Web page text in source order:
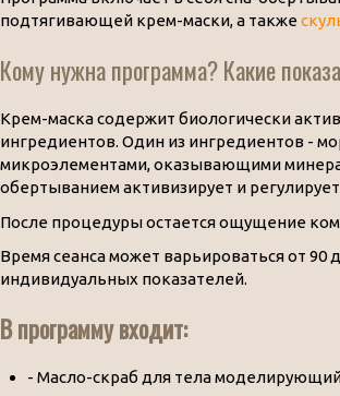
подтягивающей крем-маски, а также
Кому нужна программа? Какие
Крем-маска содержит биологически
ингредиентов. Один из ингредиентов -
микроэлементами, оказывающими
обертыванием активизирует и
После процедуры остается ощущение
Время сеанса может варьироваться от 90
индивидуальных показателей.
В программу входит:
- Масло-скраб для тела